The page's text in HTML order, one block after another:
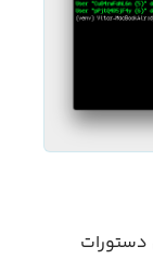
دستورات